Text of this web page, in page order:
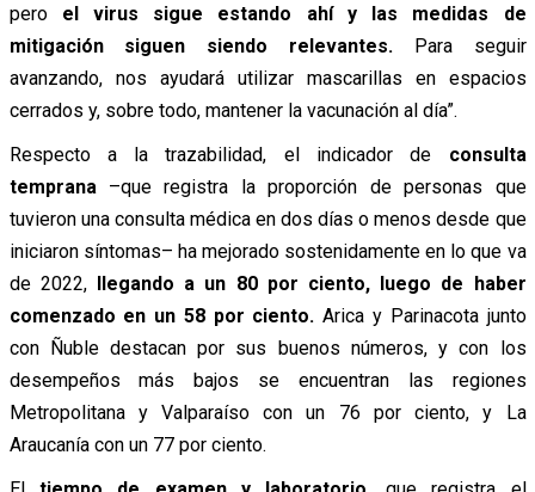
pero el virus sigue estando ahí y las medidas de
mitigación siguen siendo relevantes. Para seguir
avanzando, nos ayudará utilizar mascarillas en espacios
cerrados y, sobre todo, mantener la vacunación al día”.
Respecto a la trazabilidad, el indicador de consulta
temprana –que registra la proporción de personas que
tuvieron una consulta médica en dos días o menos desde que
iniciaron síntomas– ha mejorado sostenidamente en lo que va
de 2022,llegando a un 80 por ciento, luego de haber
comenzado en un 58 por ciento. Arica y Parinacota junto
con Ñuble destacan por sus buenos números, y con los
desempeños más bajos se encuentran las regiones
Metropolitana y Valparaíso con un 76 por ciento, y La
Araucanía con un 77 por ciento.